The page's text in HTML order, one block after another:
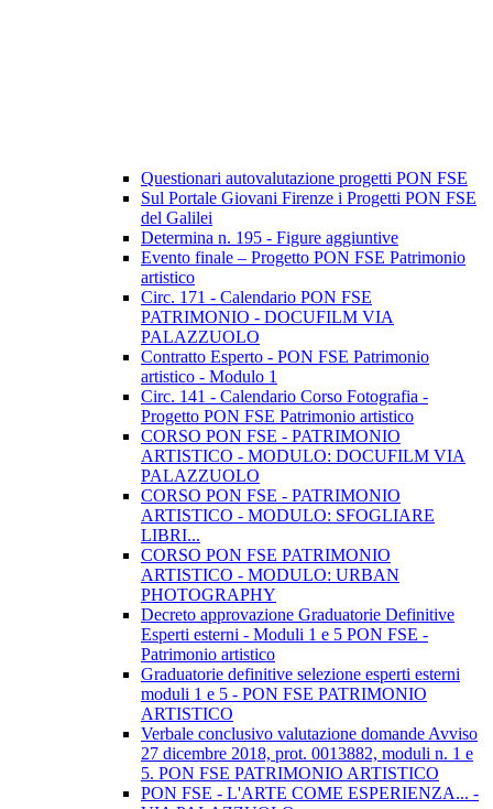
Questionari autovalutazione progetti PON FSE
Sul Portale Giovani Firenze i Progetti PON FSE
del Galilei
Determina n. 195 - Figure aggiuntive
Evento finale – Progetto PON FSE Patrimonio
artistico
Circ. 171 - Calendario PON FSE
PATRIMONIO - DOCUFILM VIA
PALAZZUOLO
Contratto Esperto - PON FSE Patrimonio
artistico - Modulo 1
Circ. 141 - Calendario Corso Fotografia -
Progetto PON FSE Patrimonio artistico
CORSO PON FSE - PATRIMONIO
ARTISTICO - MODULO: DOCUFILM VIA
PALAZZUOLO
CORSO PON FSE - PATRIMONIO
ARTISTICO - MODULO: SFOGLIARE
LIBRI...
CORSO PON FSE PATRIMONIO
ARTISTICO - MODULO: URBAN
PHOTOGRAPHY
Decreto approvazione Graduatorie Definitive
Esperti esterni - Moduli 1 e 5 PON FSE -
Patrimonio artistico
Graduatorie definitive selezione esperti esterni
moduli 1 e 5 - PON FSE PATRIMONIO
ARTISTICO
Verbale conclusivo valutazione domande Avviso
27 dicembre 2018, prot. 0013882, moduli n. 1 e
5. PON FSE PATRIMONIO ARTISTICO
PON FSE - L'ARTE COME ESPERIENZA... -